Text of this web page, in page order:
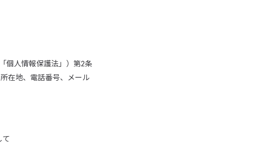
個人情報保護法」）第2条
在地、電話番号、メール
て